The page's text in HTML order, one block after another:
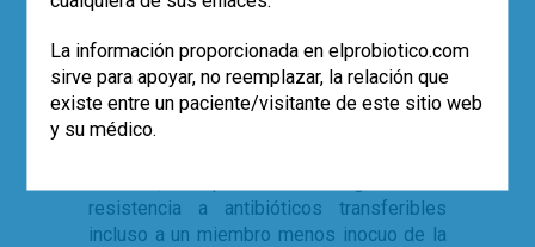
plásmidos es motivo de preocupación
cuando es transmitida a través del uso de
probióticos bacterianos, debido a la
posibilidad de que esta resistencia se
resistencia a antibióticos transferibles
incluso a un miembro menos inocuo de la
La información proporcionada en elprobiotico.com
sirve para apoyar, no reemplazar, la relación que
existe entre un paciente/visitante de este sitio web
y su médico.